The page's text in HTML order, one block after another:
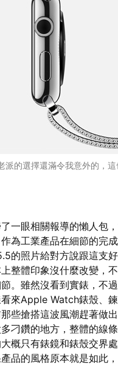
的選擇還滿令我意外的，
一眼相關報導的懶人包
為工業產品在細節的完
的照片給對方說跟這支
整體印象沒什麼改變，
。雖然沒看到實錶，不
來Apple Watch錶殼、
些搶搭這波風潮趕著做
刁鑽的地方，整體的線
概只有錶鏡和錶殼交界
品的風格原本就是如此